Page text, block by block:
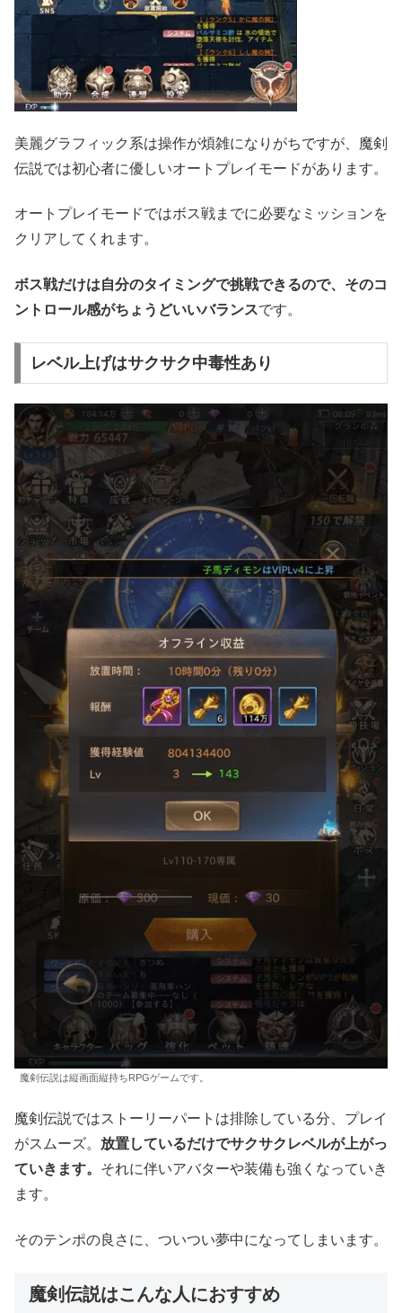
美麗グラフィック系は操作が煩雑になりがちですが、魔剣
伝説では初心者に優しいオートプレイモードがあります。
オートプレイモードではボス戦までに必要なミッションを
クリアしてくれます。
ボス戦だけは自分のタイミングで挑戦できるので、そのコ
ントロール感がちょうどいいバランスです。
レベル上げはサクサク中毒性あり
魔剣伝説は縦画面縦持ちRPGゲームです。
魔剣伝説ではストーリーパートは排除している分、プレイ
がスムーズ。 放置しているだけでサクサクレベルが上がっ
ていきます。 それに伴いアバターや装備も強くなっていき
ます。
そのテンポの良さに、ついつい夢中になってしまいます。
魔剣伝説はこんな人におすすめ